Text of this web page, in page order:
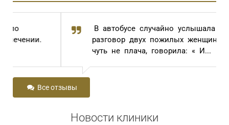
В автобусе случайно услышала
разговор двух пожилых женщин. Одна,
чуть не плача, говорила: « И...
Все отзывы
Новости клиники